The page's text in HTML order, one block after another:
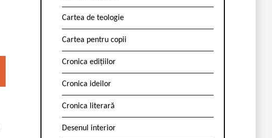
Cartea de teologie
Cartea pentru copii
Cronica edițiilor
Cronica ideilor
Cronica literară
Desenul interior